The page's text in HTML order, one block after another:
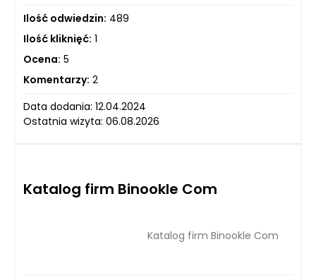
Ilość odwiedzin: 489
Ilość kliknięć: 1
Ocena: 5
Komentarzy: 2
Data dodania: 12.04.2024
Ostatnia wizyta: 06.08.2026
Katalog firm Binookle Com
Katalog firm Binookle Com